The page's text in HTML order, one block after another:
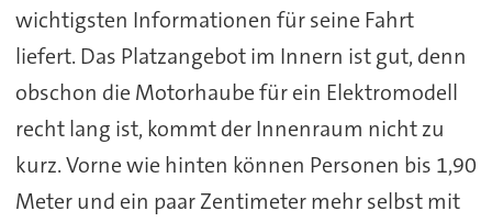
wichtigsten Informationen für seine Fahrt
liefert. Das Platzangebot im Innern ist gut, denn
obschon die Motorhaube für ein Elektromodell
recht lang ist, kommt der Innenraum nicht zu
kurz. Vorne wie hinten können Personen bis 1,90
Meter und ein paar Zentimeter mehr selbst mit